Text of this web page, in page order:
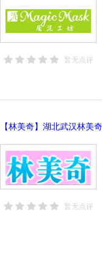
暂无点评
暂无点评